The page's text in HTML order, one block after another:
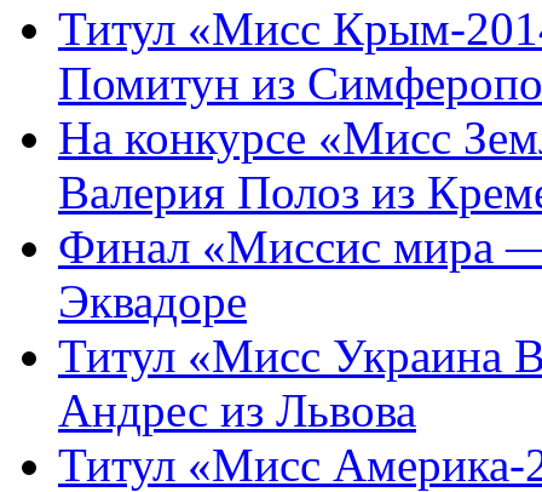
Титул «Мисс Крым-
Помитун из
На конкурсе «Мисс
Валерия Полоз из
Финал «Миссис мира
Эквадоре
Титул «Мисс Украина
Андрес из Львова
Титул «Мисс Америка-